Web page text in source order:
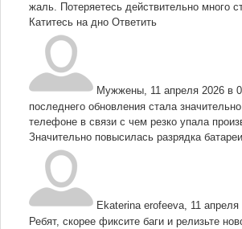
жаль. Потеряетесь действительно много
Катитесь на дно Ответить
Мужжены, 11 апреля 2026 в
последнего обновления стала
телефоне в связи с чем резко упала
Значительно повысилась разрядка
Ekaterina erofeeva, 11
Ребят, скорее фиксите баги и релизьте